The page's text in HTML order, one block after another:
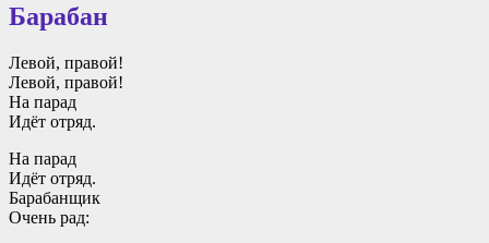
Барабан
Левой, правой!
Левой, правой!
На парад
Идёт отряд.
На парад
Идёт отряд.
Барабанщик
Очень рад: